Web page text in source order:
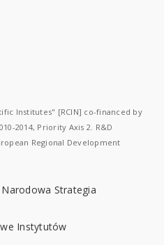
Institutes" [RCIN] co-financed by
2014, Priority Axis 2. R&D
Regional Development